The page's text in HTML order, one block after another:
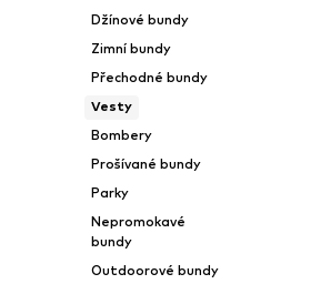
Džínové bundy
Zimní bundy
Přechodné bundy
Vesty
Bombery
Prošívané bundy
Parky
Nepromokavé
bundy
Outdoorové bundy